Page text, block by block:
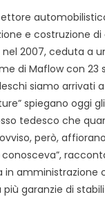
e costruzione
2007, ceduta a
di Maflow con
siamo arrivati
spiegano oggi
tedesco che
però,
garanzie di